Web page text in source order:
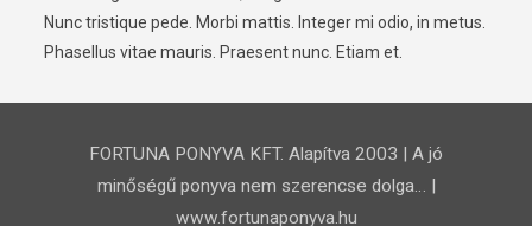
Nunc tristique pede. Morbi mattis. Integer mi odio, in metus.
Phasellus vitae mauris. Praesent nunc. Etiam et.
FORTUNA PONYVA KFT. Alapítva 2003 | A jó
minőségű ponyva nem szerencse dolga… |
www.fortunaponyva.hu